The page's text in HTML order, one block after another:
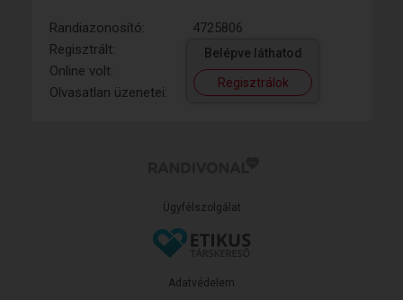
Randiazonosító:
4725806
Regisztrált:
Online volt:
Olvasatlan üzenetei:
Belépve láthatod
Regisztrálok
Ügyfélszolgálat
Adatvédelem